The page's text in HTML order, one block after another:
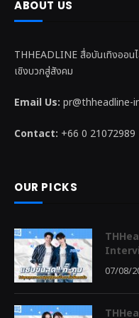
ABOUT US
THHEADLINE สื่อบันเทิงออ
เชิงบวกสู่สังคม
Email Us: pr@thheadline-
Contact: +66 0 21072989
OUR PICKS
07/08/